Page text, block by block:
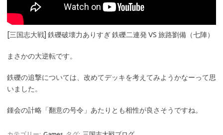
[三国志大戦] 鉄礫破壊力ありすぎ 鉄礫二連発 VS 旅路劉備（七陣）
まさかの大逆転です。
鉄礫の追撃については、改めてデッキを考えてみようかなーって思
いました。
鍾会の計略「翻意の号令」あたりとも相性が良さそうですね。